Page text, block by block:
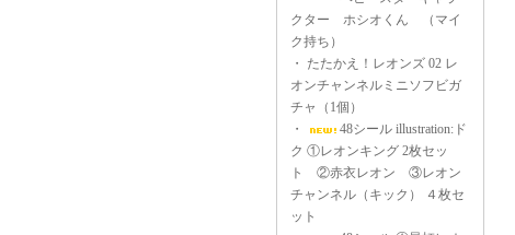
クター ホシオくん （マイ
ク持ち）
・ たたかえ！レオンズ 02 レ
オンチャンネルミニソフビガ
チャ（1個）
・
48シール illustration:ド
ク ①レオンキング 2枚セッ
ト ②赤衣レオン ③レオン
チャンネル（キック） ４枚セ
ット